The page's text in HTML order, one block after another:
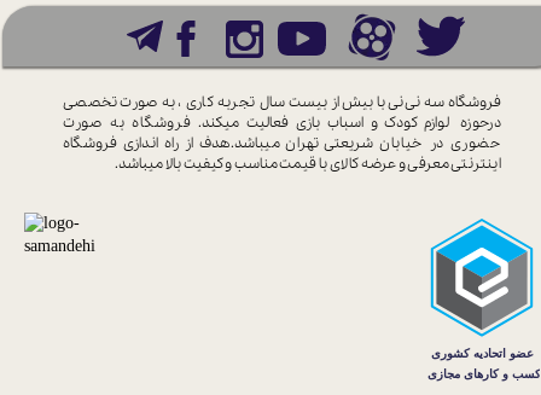
فروشگاه سه نی نی با بیش از بیست سال تجربه کاری ، به صورت تخصصی
درحوزه لوازم کودک و اسباب بازی فعالیت میکند. فروشگاه به صورت
حضوری در خیابان شریعتی تهران میباشد.هدف از راه اندازی فروشگاه
اینترنتی معرفی و عرضه کالای باقیمت مناسب و کیفیت بالا میباشد.